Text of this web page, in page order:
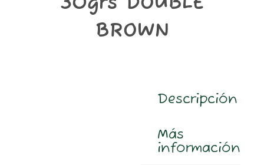
BROWN
Descripción
Más
información